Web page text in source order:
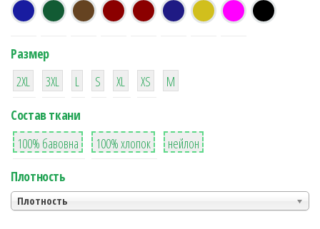
Размер
38
2XL
16
3XL
42
L
42
S
42
XL XS
М
Состав ткани
8
100% бавовна
36
100% хлопок
2
нейлон
Плотность
Плотность